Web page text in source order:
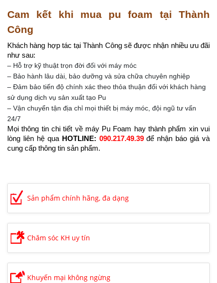
Cam kết khi mua pu foam tại Thành
Công
Khách hàng hợp tác tại Thành Công sẽ được nhận nhiều ưu đãi
như sau:
– Hỗ trợ kỹ thuật trọn đời đối với máy móc
– Bảo hành lâu dài, bảo dưỡng và sửa chữa chuyên nghiệp
– Đảm bảo tiến độ chính xác theo thỏa thuận đối với khách hàng
sử dụng dịch vụ sản xuất tạo Pu
– Vận chuyển tận địa chỉ mọi thiết bị máy móc, đội ngũ tư vấn
24/7
Mọi thông tin chi tiết về máy Pu Foam hay thành phẩm xin vui
lòng liên hệ qua HOTLINE: 090.217.49.39 để nhận báo giá và
cung cấp thông tin sản phẩm.
Sản phẩm chính hãng, đa dạng
Chăm sóc KH uy tín
Khuyến mại không ngừng